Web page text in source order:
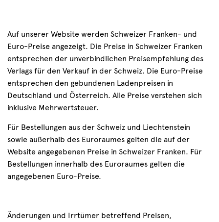
Auf unserer Website werden Schweizer Franken- und
Euro-Preise angezeigt. Die Preise in Schweizer Franken
entsprechen der unverbindlichen Preisempfehlung des
Verlags für den Verkauf in der Schweiz. Die Euro-Preise
entsprechen den gebundenen Ladenpreisen in
Deutschland und Österreich. Alle Preise verstehen sich
inklusive Mehrwertsteuer.
Für Bestellungen aus der Schweiz und Liechtenstein
sowie außerhalb des Euroraumes gelten die auf der
Website angegebenen Preise in Schweizer Franken. Für
Bestellungen innerhalb des Euroraumes gelten die
angegebenen Euro-Preise.
Änderungen und Irrtümer betreffend Preisen,